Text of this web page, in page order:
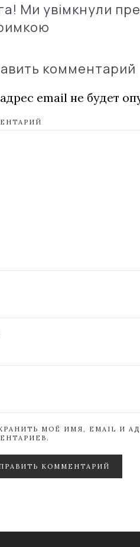
Ми увімкнули
комментарий
email не будет
МОЁ ИМЯ, EMAIL И
КОММЕНТАРИЙ